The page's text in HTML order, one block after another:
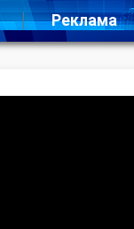
Реклама